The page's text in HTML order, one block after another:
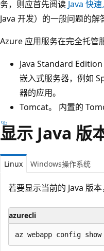
务，则应首先阅读 Java 快
Java 开发）的一般问题的解
Azure 应用服务在完全托管
Java Standard Edition
嵌入式服务器，例如
器的应用。
Tomcat。 内置的
显示 Java 版
Linux Windows操作系统
若要显示当前的 Java 版
azurecli